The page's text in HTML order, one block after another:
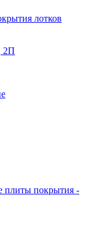
лотков
2П
плиты покрытия -